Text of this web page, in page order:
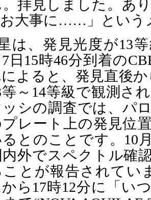
拝見しました。あ
大事に……」という
は、発見光度が13
日15時46分到着の
よると、発見直後
等～14等級で観測さ
ッシの調査では、パ
レート上の発見位
とのことです。10
外でスペクトル確
とが報告されてい
ら17時12分に「い